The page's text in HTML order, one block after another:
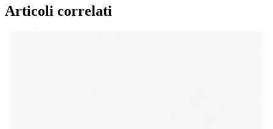
Articoli correlati